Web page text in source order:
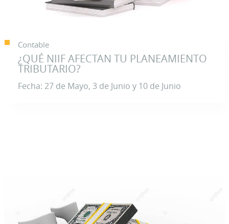
Contable
¿QUÉ NIIF AFECTAN TU PLANEAMIENTO
TRIBUTARIO?
Fecha: 27 de Mayo, 3 de Junio y 10 de Junio